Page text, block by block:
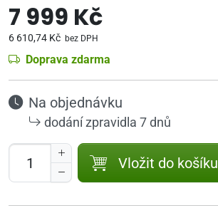
7 999 Kč
6 610,74 Kč bez DPH
Doprava zdarma
Na objednávku
dodání zpravidla 7 dnů
Vložit do košíku